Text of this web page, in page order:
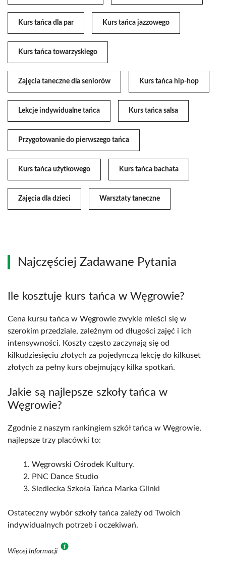
Kurs tańca dla par Kurs tańca jazzowego
Kurs tańca towarzyskiego
Zajęcia taneczne dla seniorów Kurs tańca hip-hop
Lekcje indywidualne tańca Kurs tańca salsa
Przygotowanie do pierwszego tańca
Kurs tańca użytkowego Kurs tańca bachata
Zajęcia dla dzieci Warsztaty taneczne
Najczęściej Zadawane Pytania
Ile kosztuje kurs tańca w Węgrowie?
Cena kursu tańca w Węgrowie zwykle mieści się w
szerokim przedziale, zależnym od długości zajęć i ich
intensywności. Koszty często zaczynają się od
kilkudziesięciu złotych za pojedynczą lekcję do kilkuset
złotych za pełny kurs obejmujący kilka spotkań.
Jakie są najlepsze szkoły tańca w
Węgrowie?
Zgodnie z naszym rankingiem szkół tańca w Węgrowie,
najlepsze trzy placówki to:
Węgrowski Ośrodek Kultury.
PNC Dance Studio
Siedlecka Szkoła Tańca Marka Glinki
Ostateczny wybór szkoły tańca zależy od Twoich
indywidualnych potrzeb i oczekiwań.
Więcej Informacji